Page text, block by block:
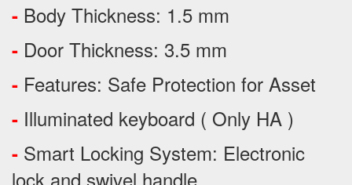
- Body Thickness: 1.5 mm
- Door Thickness: 3.5 mm
- Features: Safe Protection for Asset
- Illuminated keyboard ( Only HA )
- Smart Locking System: Electronic
lock and swivel handle